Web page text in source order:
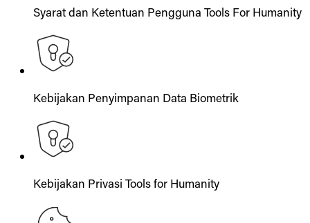
Syarat dan Ketentuan Pengguna Tools For Humanity
Kebijakan Penyimpanan Data Biometrik
Kebijakan Privasi Tools for Humanity